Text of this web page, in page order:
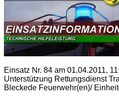
Einsatz Nr. 84 am 01.04.2011,
Unterstützung Rettungsdienst
Bleckede Feuerwehr(en)/